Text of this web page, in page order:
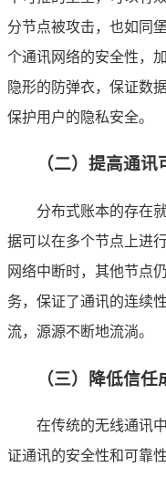
分节点被攻击，也如同
个通讯网络的安全性，
隐形的防弹衣，保证数
保护用户的隐私安全。
（二）提高通讯
分布式账本的存在
据可以在多个节点上进
网络中断时，其他节点
务，保证了通讯的连续
流，源源不断地流淌。
（三）降低信任
在传统的无线通讯
证通讯的安全性和可靠